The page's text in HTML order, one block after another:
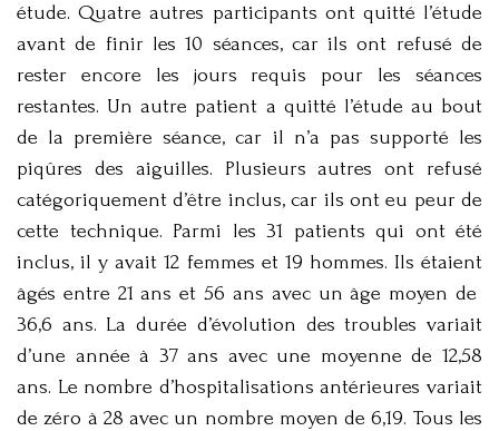
étude. Quatre autres participants ont quitté l’étude
avant de finir les 10 séances, car ils ont refusé de
rester encore les jours requis pour les séances
restantes. Un autre patient a quitté l’étude au bout
de la première séance, car il n’a pas supporté les
piqûres des aiguilles. Plusieurs autres ont refusé
catégoriquement d’être inclus, car ils ont eu peur de
cette technique. Parmi les 31 patients qui ont été
inclus, il y avait 12 femmes et 19 hommes. Ils étaient
âgés entre 21 ans et 56 ans avec un âge moyen de
36,6 ans. La durée d’évolution des troubles variait
d’une année à 37 ans avec une moyenne de 12,58
ans. Le nombre d’hospitalisations antérieures variait
de zéro à 28 avec un nombre moyen de 6,19. Tous les